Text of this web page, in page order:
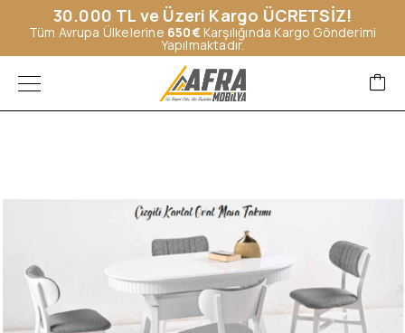
30.000 TL ve Üzeri Kargo ÜCRETSİZ!
Tüm Avrupa Ülkelerine 650€Karşılığında Kargo Gönderimi
Yapılmaktadır.